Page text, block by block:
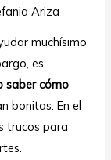
Ariza
muchísimo
es
saber cómo
bonitas. En el
trucos para